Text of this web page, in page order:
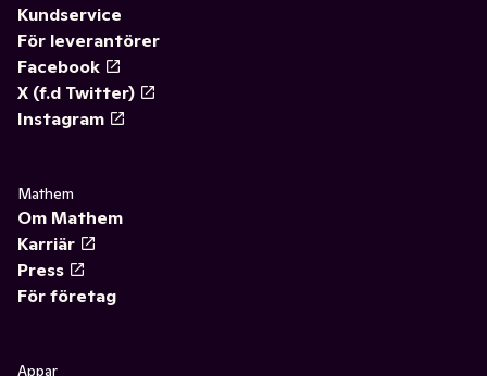
Kundservice
För leverantörer
Facebook
X (f.d Twitter)
Instagram
Mathem
Om Mathem
Karriär
Press
För företag
Appar